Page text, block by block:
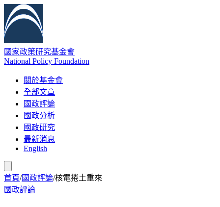
國家政策研究基金會
National Policy Foundation
關於基金會
全部文章
國政評論
國政分析
國政研究
最新消息
English
首頁/國政評論/核電捲土重來
國政評論